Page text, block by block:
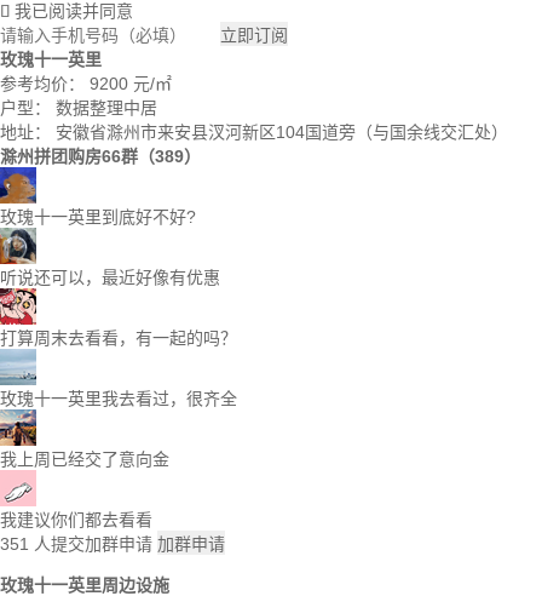
 我已阅读并同意
立即订阅
玫瑰十一英里
参考均价： 9200 元/㎡
户型：
数据整理中居
地址：
安徽省滁州市来安县汊河新区104国道旁（与国余线交汇处）
滁州拼团购房66群（389）
玫瑰十一英里到底好不好?
听说还可以，最近好像有优惠
打算周末去看看，有一起的吗？
玫瑰十一英里我去看过，很齐全
我上周已经交了意向金
我建议你们都去看看
351 人提交加群申请 加群申请
玫瑰十一英里周边设施